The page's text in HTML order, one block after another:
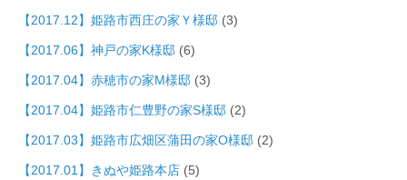
【2017.12】姫路市西庄の家Ｙ様邸 (3)
【2017.06】神戸の家K様邸 (6)
【2017.04】赤穂市の家M様邸 (3)
【2017.04】姫路市仁豊野の家S様邸 (2)
【2017.03】姫路市広畑区蒲田の家O様邸 (2)
【2017.01】きぬや姫路本店 (5)